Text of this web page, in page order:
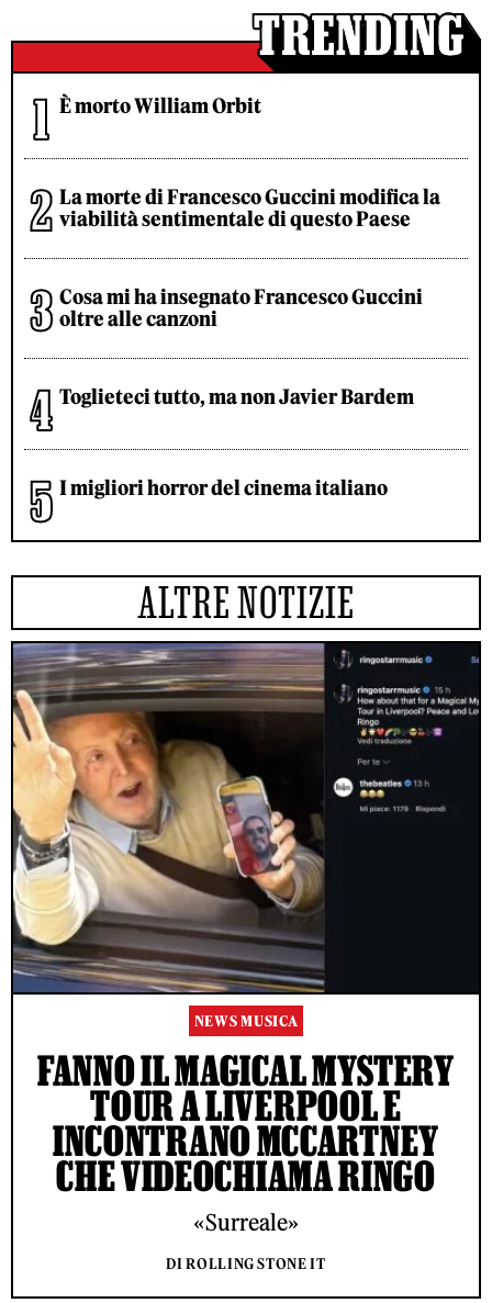
È morto William Orbit
La morte di Francesco Guccini modifica la
viabilità sentimentale di questo Paese
Cosa mi ha insegnato Francesco Guccini
oltre alle canzoni
Toglieteci tutto, ma non Javier Bardem
I migliori horror del cinema italiano
ALTRE NOTIZIE
NEWS MUSICA
FANNO IL MAGICAL MYSTERY
TOUR A LIVERPOOL E
INCONTRANO MCCARTNEY
CHE VIDEOCHIAMA RINGO
«Surreale»
DI ROLLING STONE IT